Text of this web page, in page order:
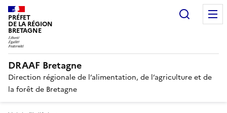
PRÉFET
DE LA RÉGION
BRETAGNE
DRAAF Bretagne
Direction régionale de l’alimentation, de l’agriculture et de
la forêt de Bretagne